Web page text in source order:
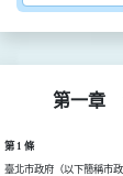
第一章
第 1 條
臺北市政府（以下簡稱市